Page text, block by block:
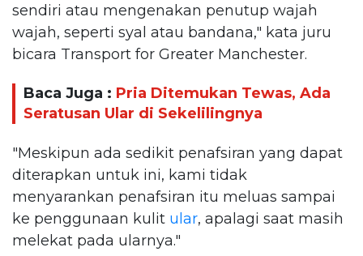
sendiri atau mengenakan penutup wajah
wajah, seperti syal atau bandana," kata juru
bicara Transport for Greater Manchester.
Baca Juga : Pria Ditemukan Tewas, Ada
Seratusan Ular di Sekelilingnya
"Meskipun ada sedikit penafsiran yang dapat
diterapkan untuk ini, kami tidak
menyarankan penafsiran itu meluas sampai
ke penggunaan kulit ular, apalagi saat masih
melekat pada ularnya."